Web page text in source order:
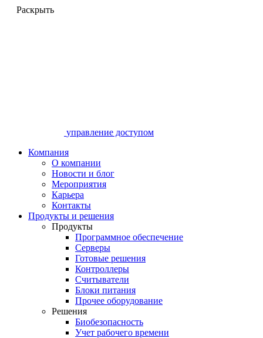
Раскрыть
управление доступом
Компания
О компании
Новости и блог
Мероприятия
Карьера
Контакты
Продукты и решения
Продукты
Программное обеспечение
Серверы
Готовые решения
Контроллеры
Считыватели
Блоки питания
Прочее оборудование
Решения
Биобезопасность
Учет рабочего времени